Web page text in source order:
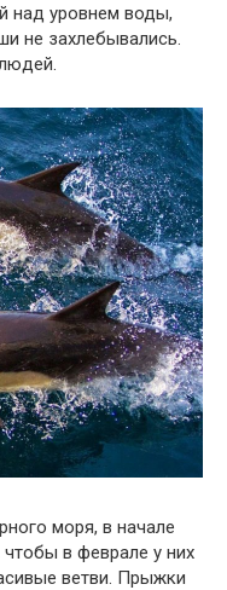
над уровнем воды,
не захлебывались.
моря, в начале
в феврале у них
ветви. Прыжки